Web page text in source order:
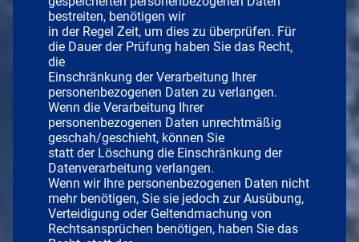
bestreiten, benötigen wir
in der Regel Zeit, um dies zu überprüfen. Für
die Dauer der Prüfung haben Sie das Recht,
die
Einschränkung der Verarbeitung Ihrer
personenbezogenen Daten zu verlangen.
Wenn die Verarbeitung Ihrer
personenbezogenen Daten unrechtmäßig
geschah/geschieht, können Sie
statt der Löschung die Einschränkung der
Datenverarbeitung verlangen.
Wenn wir Ihre personenbezogenen Daten nicht
mehr benötigen, Sie sie jedoch zur Ausübung,
Verteidigung oder Geltendmachung von
Rechtsansprüchen benötigen, haben Sie das